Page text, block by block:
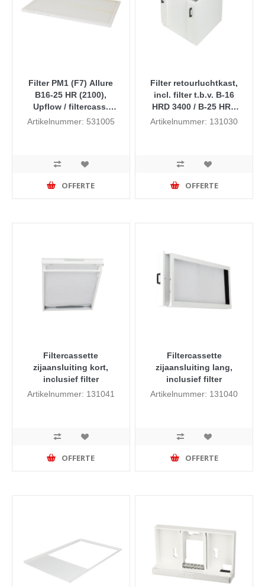
Filter PM1 (F7) Allure
B16-25 HR (2100),
Upflow / filtercass.
zijaansluiting lang
Artikelnummer: 531005
OFFERTE
Filter retourluchtkast,
incl. filter t.b.v. B-16
HRD 3400 / B-25 HRD
3400 / B-40 HRD 3400
Artikelnummer: 131030
OFFERTE
Filtercassette
zijaansluiting kort,
inclusief filter
Artikelnummer: 131041
OFFERTE
Filtercassette
zijaansluiting lang,
inclusief filter
Artikelnummer: 131040
OFFERTE